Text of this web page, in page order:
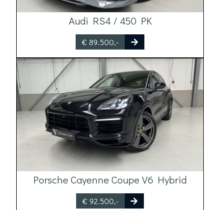
Audi RS4 / 450 PK
€ 89.500,-
Porsche Cayenne Coupe V6 Hybrid
€ 92.500,-